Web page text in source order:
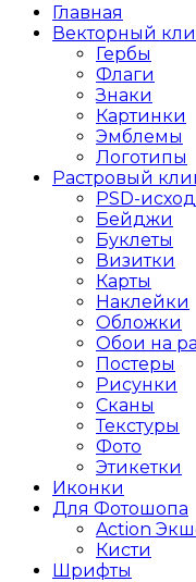
Главная
Векторный
Гербы
Флаги
Знаки
Картинки
Эмблемы
Логотипы
Растровый
PSD-
Бейджи
Буклеты
Визитки
Карты
Наклейки
Обложки
Обои на
Постеры
Рисунки
Сканы
Текстуры
Фото
Этикетки
Иконки
Для Фотошопа
Action
Кисти
Шрифты